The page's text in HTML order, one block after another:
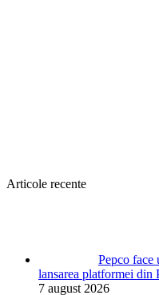
Articole recente
Pepco face
lansarea platformei
7 august 2026